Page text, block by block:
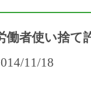
働者使い捨
11/18